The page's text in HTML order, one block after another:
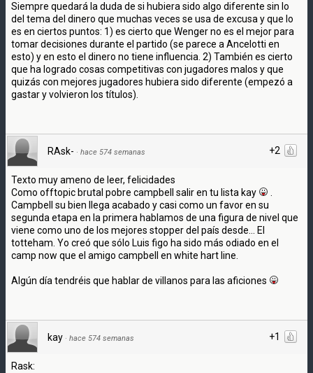
Siempre quedará la duda de si hubiera sido algo diferente sin lo
del tema del dinero que muchas veces se usa de excusa y que lo
es en ciertos puntos: 1) es cierto que Wenger no es el mejor para
tomar decisiones durante el partido (se parece a Ancelotti en
esto) y en esto el dinero no tiene influencia. 2) También es cierto
que ha logrado cosas competitivas con jugadores malos y que
quizás con mejores jugadores hubiera sido diferente (empezó a
gastar y volvieron los títulos).
+2
RAsk- · hace 574 semanas
Texto muy ameno de leer, felicidades
Como offtopic brutal pobre campbell salir en tu lista kay
.
Campbell su bien llega acabado y casi como un favor en su
segunda etapa en la primera hablamos de una figura de nivel que
viene como uno de los mejores stopper del país desde... El
totteham. Yo creó que sólo Luis figo ha sido más odiado en el
camp now que el amigo campbell en white hart line.
Algún día tendréis que hablar de villanos para las aficiones
+1
kay · hace 574 semanas
Rask: